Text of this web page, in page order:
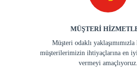
MÜŞTERİ
Müşteri odaklı yaklaşımımızla
müşterilerimizin ihtiyaçlarına en
vermeyi amaçlıyoruz.